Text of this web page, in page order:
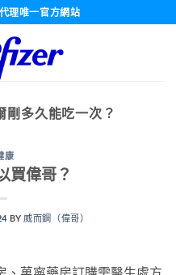
理唯一官方網站
剛多久能吃一次？
康
買偉哥？
BY 威而鋼（偉哥）
、萬寧藥房訂購需醫生處方